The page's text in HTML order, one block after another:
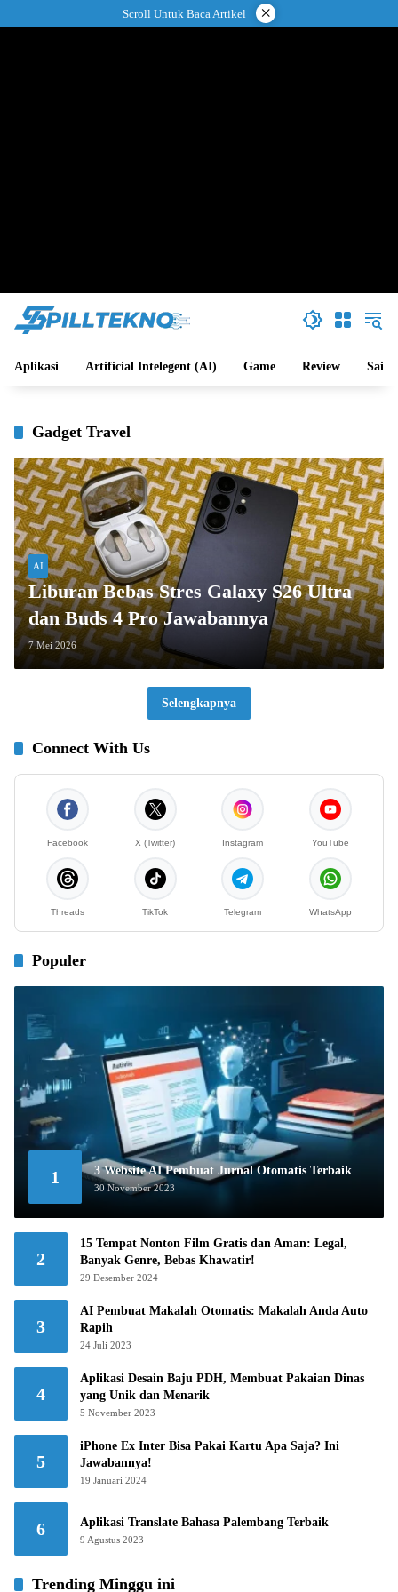
ke
Scroll Untuk Baca Artikel ×
Aplikasi Artificial Intelegent (AI) Game Review Sains
Gadget Travel
AI
Liburan Bebas Stres Galaxy S26 Ultra
dan Buds 4 Pro Jawabannya
7 Mei 2026
Selengkapnya
Connect With Us
Facebook X (Twitter) Instagram YouTube
Threads TikTok Telegram WhatsApp
Populer
1 3 Website AI Pembuat Jurnal Otomatis Terbaik
30 November 2023
2
15 Tempat Nonton Film Gratis dan Aman: Legal,
Banyak Genre, Bebas Khawatir!
29 Desember 2024
3
AI Pembuat Makalah Otomatis: Makalah Anda Auto
Rapih
24 Juli 2023
4
Aplikasi Desain Baju PDH, Membuat Pakaian Dinas
yang Unik dan Menarik
5 November 2023
5
iPhone Ex Inter Bisa Pakai Kartu Apa Saja? Ini
Jawabannya!
19 Januari 2024
6 Aplikasi Translate Bahasa Palembang Terbaik
9 Agustus 2023
Trending Minggu ini